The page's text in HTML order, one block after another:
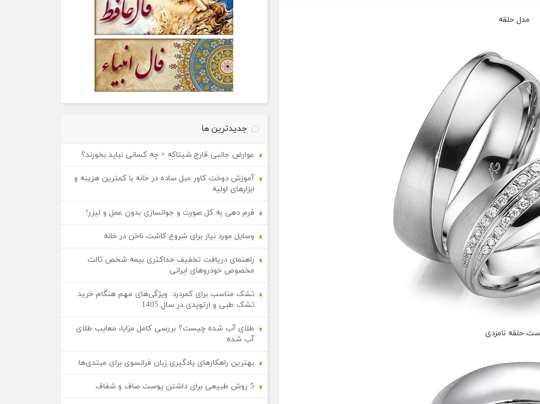
مدل حلقه
حلقه نامزدی
جدیدترین ها
عوارض جانبی قارچ شیتاکه + چه کسانی نباید بخورند؟
آموزش دوخت کاور مبل ساده در خانه با کمترین هزینه و
ابزارهای اولیه
فرم دهی به کل صورت و جوانسازی بدون عمل و لیزر!
وسایل مورد نیاز برای شروع کاشت ناخن در خانه
راهنمای دریافت تخفیف حداکثری بیمه شخص ثالث
مخصوص خودروهای ایرانی
تشک مناسب برای کمردرد: ویژگی‌های مهم هنگام خرید
تشک طبی و ارتوپدی در سال 1405
طلای آب شده چیست؟ بررسی کامل مزایا، معایب طلای
آب شده
بهترین راهکارهای یادگیری زبان فرانسوی برای مبتدی‌ها
5 روش طبیعی برای داشتن پوست صاف و شفاف